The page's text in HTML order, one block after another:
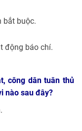
bắt buộc.
động báo chí.
công dân tuân thủ
nào sau đây?